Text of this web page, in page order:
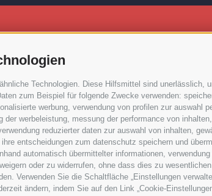
Technologien. Diese Hilfsmittel sind
zum Beispiel für folgende Zwecke verwenden:
werbung, verwendung von profilen zur auswahl
werbeleistung, messung der performance von
reduzierter daten zur auswahl von inhalten,
entscheidungen zum datenschutz speichern und
automatisch übermittelter informationen,
oder zu widerrufen, ohne dass dies zu
Verwenden Sie die Schaltfläche „Einstellungen
ändern, indem Sie auf den Link „Cookie-
• Cookie Präferenzen